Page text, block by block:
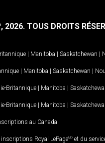
, 2026. TOUS DROITS
| Manitoba | Saskatchewan |
| Manitoba | Saskatchewan |
Britannique | Manitoba |
Britannique | Manitoba |
au Canada
Royal LePageMD et du